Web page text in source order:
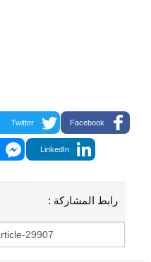
Facebook
Twitter
LinkedIn
رابط المشاركة :